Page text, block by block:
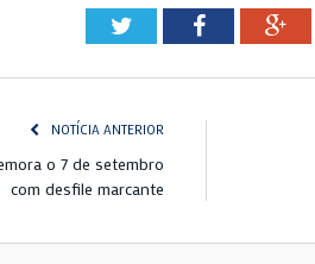
TwitterFacebook
NOTÍCIA ANTERIOR
o 7 de setembro
com desfile marcante